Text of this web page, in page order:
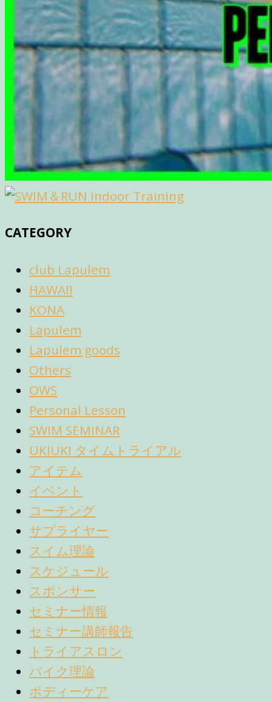
CATEGORY
club Lapulem
HAWAII
KONA
Lapulem
Lapulem goods
Others
OWS
Personal Lesson
SWIM SEMINAR
UKIUKI タイムトライアル
アイテム
イベント
コーチング
サプライヤー
スイム理論
スケジュール
スポンサー
セミナー情報
セミナー講師報告
トライアスロン
バイク理論
ボディーケア